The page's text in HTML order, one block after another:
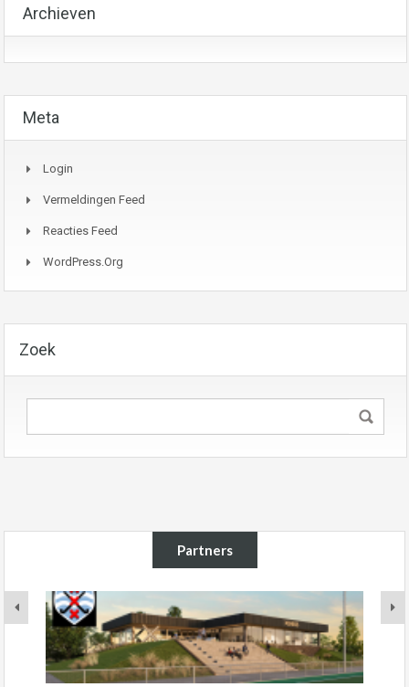
Archieven
Meta
Login
Vermeldingen Feed
Reacties Feed
WordPress.org
Zoek
Partners